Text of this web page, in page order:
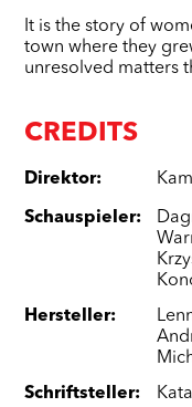
It is the story of
town where they
unresolved matters
CREDITS
Direktor:
Schauspieler:
Hersteller:
Schriftsteller: